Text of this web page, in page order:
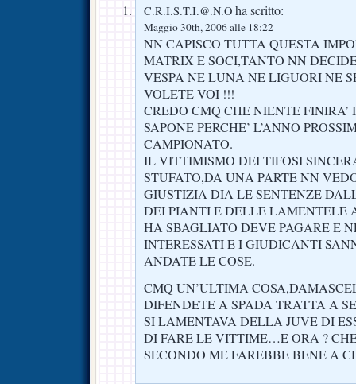
C.R.I.S.T.I.@.N.O ha scritto:
Maggio 30th, 2006 alle 18:22
NN CAPISCO TUTTA QUESTA
MATRIX E SOCI,TANTO NN
VESPA NE LUNA NE LIGUORI NE
VOLETE VOI !!!
CREDO CMQ CHE NIENTE
SAPONE PERCHE’ L’ANNO
CAMPIONATO.
IL VITTIMISMO DEI TIFOSI
STUFATO,DA UNA PARTE NN
GIUSTIZIA DIA LE SENTENZE
DEI PIANTI E DELLE LAMENTELE
HA SBAGLIATO DEVE PAGARE E
INTERESSATI E I GIUDICANTI
ANDATE LE COSE.
CMQ UN’ULTIMA
DIFENDETE A SPADA TRATTA A
SI LAMENTAVA DELLA JUVE DI
DI FARE LE VITTIME…E ORA ?
SECONDO ME FAREBBE BENE A